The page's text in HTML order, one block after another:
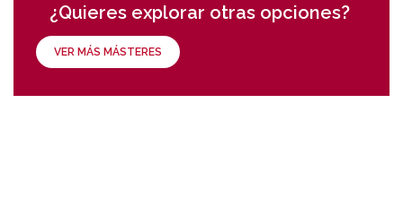
¿Quieres explorar otras opciones?
VER MÁS MÁSTERES